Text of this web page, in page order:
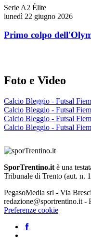
Serie A2 Élite
lunedì 22 giugno 2026
Primo colpo
Foto e Video
Calcio Bleggio - Futsal
Calcio Bleggio - Futsal
Calcio Bleggio - Futsal
Calcio Bleggio - Futsal
SporTrentino.it è una
Tribunale di Trento (aut. n.
PegasoMedia srl - Via
redazione@sportrentino.it -
Preferenze cookie